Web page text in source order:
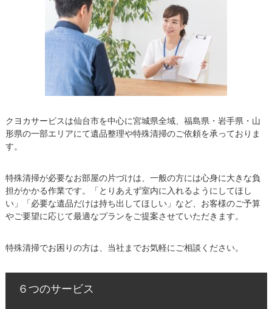
クヨカサービスは仙台市を中心に宮城県全域、福島県・岩手県・山
形県の一部エリアにて遺品整理や特殊清掃のご依頼を承っておりま
す。
特殊清掃が必要なお部屋の片づけは、一般の方には心身に大きな負
担がかかる作業です。「とりあえず室内に入れるようにしてほし
い」「必要な遺品だけは持ち出してほしい」など、お客様のご予算
やご要望に応じて最適なプランをご提案させていただきます。
特殊清掃でお困りの方は、当社までお気軽にご相談ください。
６つのサービス